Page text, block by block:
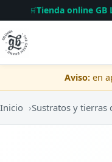
🛒Tienda online GB
Aviso:en
Inicio ›Sustratos y tierras